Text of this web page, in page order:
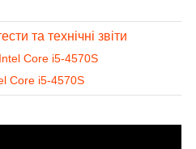
та технічні звіти
Intel Core i5-4570S
Core i5-4570S